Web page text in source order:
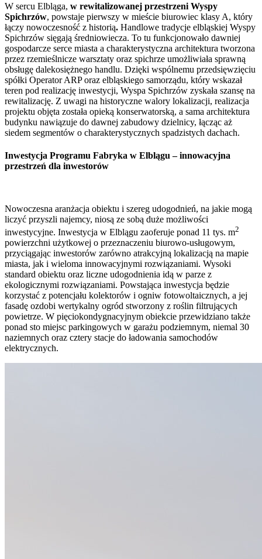
W sercu Elbląga, w rewitalizowanej przestrzeni Wyspy
Spichrzów, powstaje pierwszy w mieście biurowiec klasy A, który
łączy nowoczesność z historią. Handlowe tradycje elbląskiej Wyspy
Spichrzów sięgają średniowiecza. To tu funkcjonowało dawniej
gospodarcze serce miasta a charakterystyczna architektura tworzona
przez rzemieślnicze warsztaty oraz spichrze umożliwiała sprawną
obsługę dalekosiężnego handlu. Dzięki wspólnemu przedsięwzięciu
spółki Operator ARP oraz elbląskiego samorządu, który wskazał
teren pod realizację inwestycji, Wyspa Spichrzów zyskała szansę na
rewitalizację. Z uwagi na historyczne walory lokalizacji, realizacja
projektu objęta została opieką konserwatorską, a sama architektura
budynku nawiązuje do dawnej zabudowy dzielnicy, łącząc aż
siedem segmentów o charakterystycznych spadzistych dachach.
Inwestycja Programu Fabryka w Elblągu – innowacyjna
przestrzeń dla inwestorów
Nowoczesna aranżacja obiektu i szereg udogodnień, na jakie mogą
liczyć przyszli najemcy, niosą ze sobą duże możliwości
inwestycyjne. Inwestycja w Elblągu zaoferuje ponad 11 tys. m2
powierzchni użytkowej o przeznaczeniu biurowo-usługowym,
przyciągając inwestorów zarówno atrakcyjną lokalizacją na mapie
miasta, jak i wieloma innowacyjnymi rozwiązaniami. Wysoki
standard obiektu oraz liczne udogodnienia idą w parze z
ekologicznymi rozwiązaniami. Powstająca inwestycja będzie
korzystać z potencjału kolektorów i ogniw fotowoltaicznych, a jej
fasadę ozdobi wertykalny ogród stworzony z roślin filtrujących
powietrze. W pięciokondygnacyjnym obiekcie przewidziano także
ponad sto miejsc parkingowych w garażu podziemnym, niemal 30
naziemnych oraz cztery stacje do ładowania samochodów
elektrycznych.